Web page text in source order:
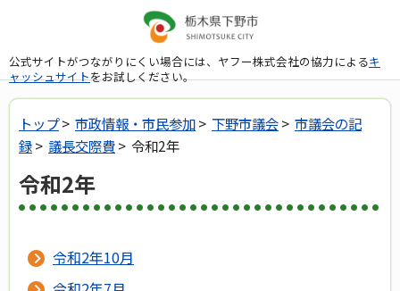
公式サイトがつながりにくい場合には、ヤフー株式会社の協力によるキ
ャッシュサイトをお試しください。
トップ> 市政情報・市民参加> 下野市議会> 市議会の記
録> 議長交際費> 令和2年
令和2年
令和2年10月